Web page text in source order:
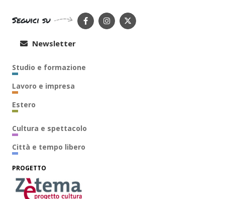
Seguici su
Newsletter
Studio e formazione
Lavoro e impresa
Estero
Cultura e spettacolo
Città e tempo libero
PROGETTO